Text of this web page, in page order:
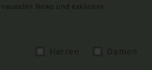
News und exklusive